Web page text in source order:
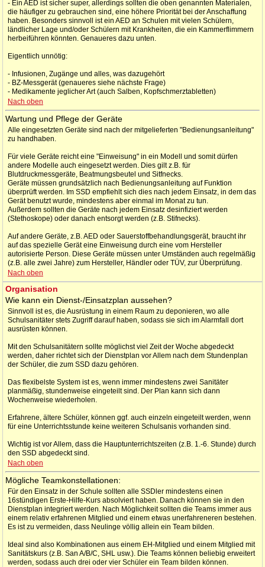
- Ein AED ist sicher super, allerdings sollten die oben genannten Materialen,
die häufiger zu gebrauchen sind, eine höhere Priorität bei der Anschaffung
haben. Besonders sinnvoll ist ein AED an Schulen mit vielen Schülern,
ländlicher Lage und/oder Schülern mit Krankheiten, die ein Kammerflimmern
herbeiführen könnten. Genaueres dazu unten.
Eigentlich unnötig:
- Infusionen, Zugänge und alles, was dazugehört
- BZ-Messgerät (genaueres siehe nächste Frage)
- Medikamente jeglicher Art (auch Salben, Kopfschmerztabletten)
Nach oben
Wartung und Pflege der Geräte
Alle eingesetzten Geräte sind nach der mitgelieferten "Bedienungsanleitung"
zu handhaben.
Für viele Geräte reicht eine "Einweisung" in ein Modell und somit dürfen
andere Modelle auch eingesetzt werden. Dies gilt z.B. für
Blutdruckmessgeräte, Beatmungsbeutel und Sitfnecks.
Geräte müssen grundsätzlich nach Bedienungsanleitung auf Funktion
überprüft werden. Im SSD empfiehlt sich dies nach jedem Einsatz, in dem das
Gerät benutzt wurde, mindestens aber einmal im Monat zu tun.
Außerdem sollten die Geräte nach jedem Einsatz desinfiziert werden
(Stethoskope) oder danach entsorgt werden (z.B. Stifnecks).
Auf andere Geräte, z.B. AED oder Sauerstoffbehandlungsgerät, braucht ihr
auf das spezielle Gerät eine Einweisung durch eine vom Hersteller
autorisierte Person. Diese Geräte müssen unter Umständen auch regelmäßig
(z.B. alle zwei Jahre) zum Hersteller, Händler oder TÜV, zur Überprüfung.
Nach oben
Organisation
Wie kann ein Dienst-/Einsatzplan aussehen?
Sinnvoll ist es, die Ausrüstung in einem Raum zu deponieren, wo alle
Schulsanitäter stets Zugriff darauf haben, sodass sie sich im Alarmfall dort
ausrüsten können.
Mit den Schulsanitätern sollte möglichst viel Zeit der Woche abgedeckt
werden, daher richtet sich der Dienstplan vor Allem nach dem Stundenplan
der Schüler, die zum SSD dazu gehören.
Das flexibelste System ist es, wenn immer mindestens zwei Sanitäter
planmäßig, stundenweise eingeteilt sind. Der Plan kann sich dann
Wochenweise wiederholen.
Erfahrene, ältere Schüler, können ggf. auch einzeln eingeteilt werden, wenn
für eine Unterrichtsstunde keine weiteren Schulsanis vorhanden sind.
Wichtig ist vor Allem, dass die Hauptunterrichtszeiten (z.B. 1.-6. Stunde) durch
den SSD abgedeckt sind.
Nach oben
Mögliche Teamkonstellationen:
Für den Einsatz in der Schule sollten alle SSDler mindestens einen
16stündigen Erste-Hilfe-Kurs absolviert haben. Danach können sie in den
Dienstplan integriert werden. Nach Möglichkeit sollten die Teams immer aus
einem relativ erfahrenen Mitglied und einem etwas unerfahreneren bestehen.
Es ist zu vermeiden, dass Neulinge völlig allein ein Team bilden.
Ideal sind also Kombinationen aus einem EH-Mitglied und einem Mitglied mit
Sanitätskurs (z.B. San A/B/C, SHL usw.). Die Teams können beliebig erweitert
werden, sodass auch drei oder vier Schüler ein Team bilden können.